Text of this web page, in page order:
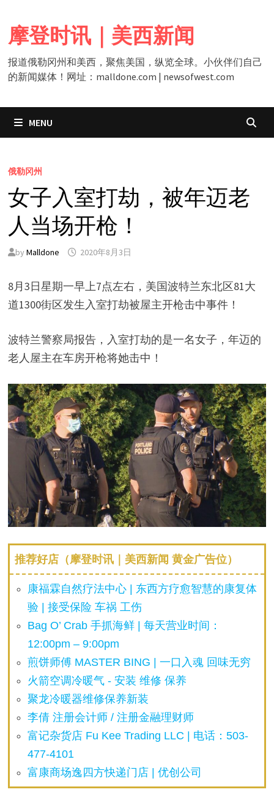
content
摩登时讯｜美西新闻
报道俄勒冈州和美西，聚焦美国，纵览全球。小伙伴们自己
的新闻媒体！网址：malldone.com | newsofwest.com
MENU
俄勒冈州
女子入室打劫，被年迈老
人当场开枪！
by Malldone 2020年8月3日
8月3日星期一早上7点左右，美国波特兰东北区81大
道1300街区发生入室打劫被屋主开枪击中事件！
波特兰警察局报告，入室打劫的是一名女子，年迈的
老人屋主在车房开枪将她击中！
推荐好店（摩登时讯｜美西新闻 黄金广告位）
康福霖自然疗法中心 | 东西方疗愈智慧的康复体
验 | 接受保险 车祸 工伤
Bag O’ Crab 手抓海鲜 | 每天营业时间：
12:00pm – 9:00pm
煎饼师傅 MASTER BING | 一口入魂 回味无穷
火箭空调冷暖气 - 安装 维修 保养
聚龙冷暖器维修保养新装
李倩 注册会计师 / 注册金融理财师
富记杂货店 Fu Kee Trading LLC | 电话：503-
477-4101
富康商场逸四方快递门店 | 优创公司